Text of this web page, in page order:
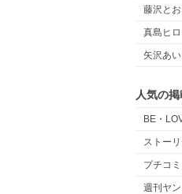
藤沢と
真島ヒロ
矢沢あい
人気の
BE・
ストー
プチコ
週刊ヤ